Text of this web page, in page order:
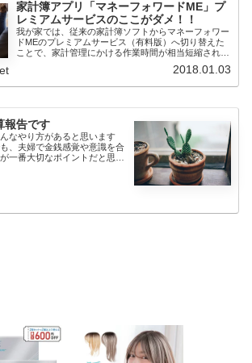
家計簿アプリ「マネーフォワードME」プ
レミアムサービスのここがダメ！！
我が家では、従来の家計簿ソフトからマネーフォワー
ドMEのプレミアムサービス（有料版）へ切り替えた
ことで、家計管理にかける作業時間が相当短縮され効
2018.01.03
報告です
なやり方があると思います
、夫婦で金銭感覚や意識を合
一番大切なポイントだと思っ